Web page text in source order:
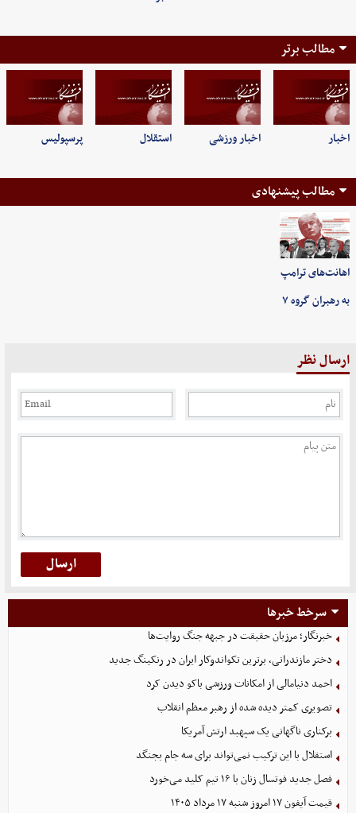
مطالب برتر
اخبار اخبار ورزشی استقلال پرسپولیس
مطالب پیشنهادی
اهانت‌های ترامپ
به رهبران گروه ۷
ارسال نظر
سرخط خبرها
خبرنگار؛ مرزبان حقیقت در جبهه جنگ روایت‌ها
دختر مازندرانی، برترین تکواندوکار ایران در رنکینگ جدید
احمد دنیامالی از امکانات ورزشی باکو دیدن کرد
تصویری کمتر دیده شده از رهبر معظم انقلاب
برکناری ناگهانی یک سپهبد ارتش آمریکا
استقلال با این ترکیب نمی‌تواند برای سه جام بجنگد
فصل جدید فوتسال زنان با ۱۶ تیم کلید می‌خورد
قیمت آیفون ۱۷ امروز شنبه ۱۷ مرداد ۱۴۰۵